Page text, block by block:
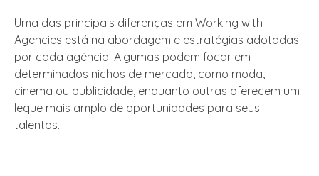
Uma das principais diferenças em Working with
Agencies está na abordagem e estratégias adotadas
por cada agência. Algumas podem focar em
determinados nichos de mercado, como moda,
cinema ou publicidade, enquanto outras oferecem um
leque mais amplo de oportunidades para seus
talentos.